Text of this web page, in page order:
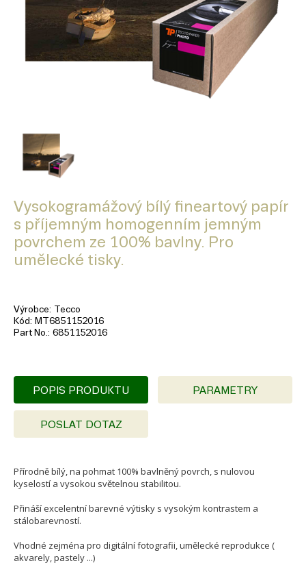
Vysokogramážový bílý fineartový papír
s příjemným homogenním jemným
povrchem ze 100% bavlny. Pro
umělecké tisky.
Výrobce Tecco
Kód
MT6851152016
Part No. 6851152016
POPIS PRODUKTU PARAMETRY
POSLAT DOTAZ
Přírodně bílý, na pohmat 100% bavlněný povrch, s nulovou
kyselostí a vysokou světelnou stabilitou.
Přináší excelentní barevné výtisky s vysokým kontrastem a
stálobarevností.
Vhodné zejména pro digitální fotografii, umělecké reprodukce (
akvarely, pastely ...)